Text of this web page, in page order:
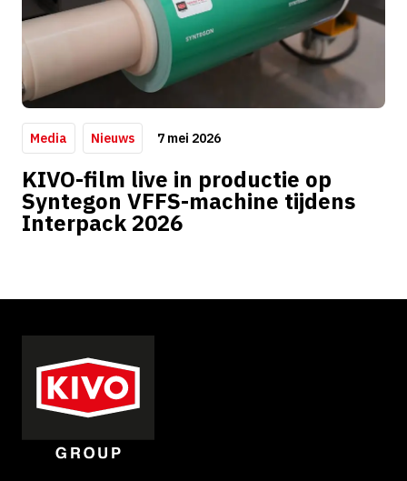
Media Nieuws 7 mei 2026
KIVO-film live in productie op
Syntegon VFFS-machine tijdens
Interpack 2026